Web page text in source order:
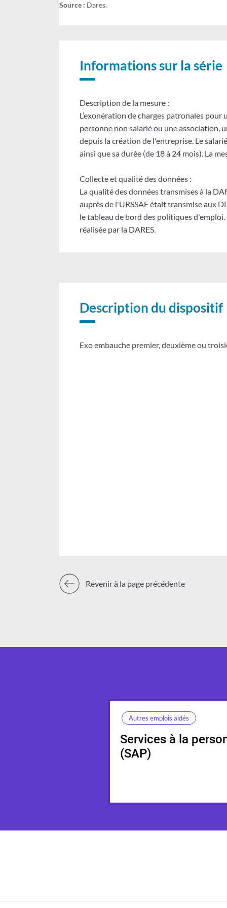
d'un
-
l'embauche
entrées
Source : Dares.
Informations sur la série
Description de la mesure :
L’exonération de charges patronales
personne non salarié ou une association,
depuis la création de l'entreprise. Le
ainsi que sa durée (de 18 à 24 mois). La
Collecte et qualité des données :
La qualité des données transmises à la
auprès de l'URSSAF était transmise aux
le tableau de bord des politiques
réalisée par la DARES.
Description du dispositif
Exo embauche premier, deuxième ou
Revenir à la page précédente
Services à la
(SAP)
Autres emplois aidés